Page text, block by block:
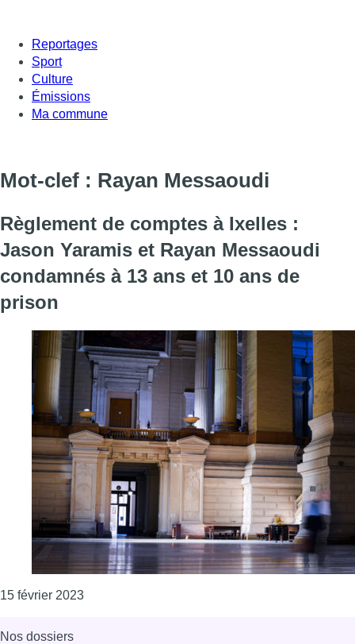
Reportages
Sport
Culture
Émissions
Ma commune
Mot-clef : Rayan Messaoudi
Règlement de comptes à Ixelles :
Jason Yaramis et Rayan Messaoudi
condamnés à 13 ans et 10 ans de
prison
15 février 2023Consulter l'article "Règlement de comptes à
Nos dossiers